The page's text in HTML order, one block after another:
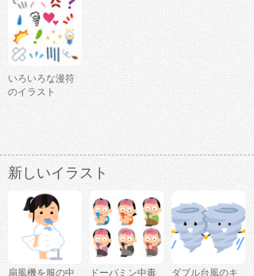
いろいろな漫符
のイラスト
新しいイラスト
扇風機を服の中 ドーパミン中毒 ダブル台風のキ